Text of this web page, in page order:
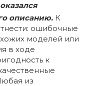
описанию. К
ошибочные
моделей или
в ходе
к
из